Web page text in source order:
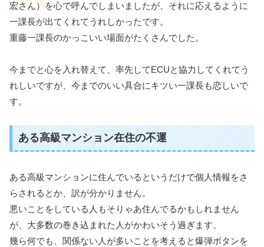
宏さん）を心で呼んでしまいましたが、それに応えるように
一課長が出てくれてうれしかったです。
重藤一課長のかっこいい場面がたくさんでした。
今までと心を入れ替えて、率先してECUと協力してくれてう
れしいですが、今までのいい具合にキツい一課長も恋しいで
す。
ある高級マンション在住の不運
ある高級マンションに住んでいるというだけで個人情報をさ
らされるとか、訳が分かりません。
悪いことをしている人もそりゃあ住んでるかもしれません
が、大多数の巻き込まれた人がかわいそう過ぎます。
幾ら何でも、関係ない人が多いことを考えると爆弾ボタンを